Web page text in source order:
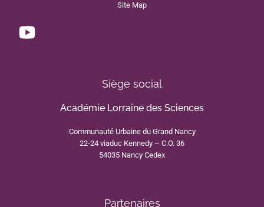
Site Map
Siège social
Académie Lorraine des Sciences
Communauté Urbaine du Grand Nancy
22-24 viaduc Kennedy – C.O. 36
54035 Nancy Cedex
Partenaires